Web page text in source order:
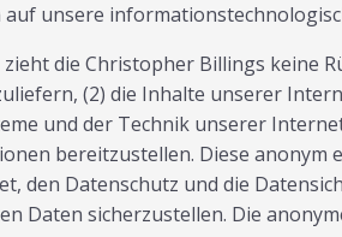
unsere
die Christopher Billings keine
(2) die Inhalte unserer
und der Technik unserer
bereitzustellen. Diese
den Datenschutz und die
Daten sicherzustellen. Die